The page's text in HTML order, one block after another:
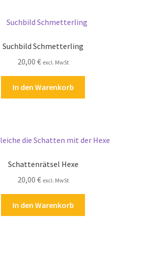
Suchbild Schmetterling
20,00 € excl. MwSt
In den Warenkorb
Schattenrätsel Hexe
20,00 € excl. MwSt
In den Warenkorb